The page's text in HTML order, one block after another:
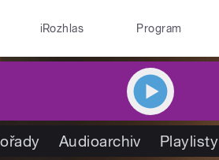
iRozhlas Program
Audioarchiv Playlisty